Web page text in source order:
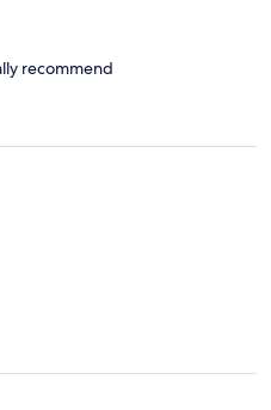
recommend